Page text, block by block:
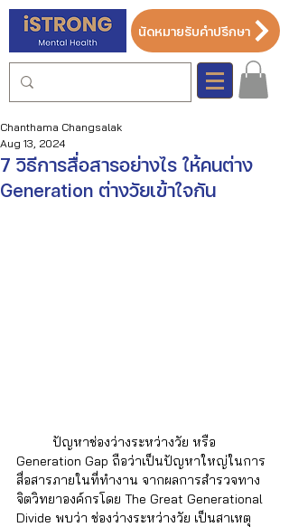
นัดหมายรับคำปรึกษา
7 วิธีการสื่อสารอย่างไร ให้คนต่าง
Generation ต่างวัยเข้าใจกัน
Chanthama Changsalak
Aug 13, 2024
ปัญหาช่องว่างระหว่างวัย หรือ
Generation Gap ถือว่าเป็นปัญหาใหญ่ในการ
สื่อสารภายในที่ทำงาน จากผลการสำรวจทาง
จิตวิทยาองค์กรโดย The Great Generational
Divide พบว่า ช่องว่างระหว่างวัย เป็นสาเหตุ